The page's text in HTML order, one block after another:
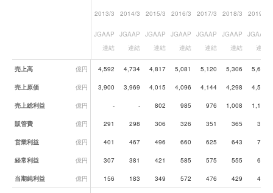
業績データ一覧
2013/3 2014/3 2015/3 2016/3 2017/3 2018/3 2019/3
JGAAP
連結
JGAAP
連結
JGAAP
連結
JGAAP
連結
JGAAP
連結
JGAAP
連結
JGAAP
連結
売上高 億円 4,592 4,734 4,817 5,081 5,120 5,306 5,659
売上原価 億円 3,900 3,969 4,015 4,096 4,144 4,298 4,530
売上総利益 億円 - - 802 985 976 1,008 1,129
販管費 億円 291 298 306 326 351 365 396
営業利益 億円 401 467 496 660 625 643 733
経常利益 億円 307 381 421 585 575 555 654
当期純利益 億円 156 183 349 572 476 429 455